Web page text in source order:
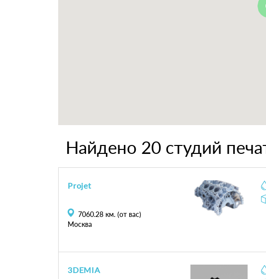
Найдено 20 студий
Projet
7060.28 км. (от вас)
Москва
3DEMIA